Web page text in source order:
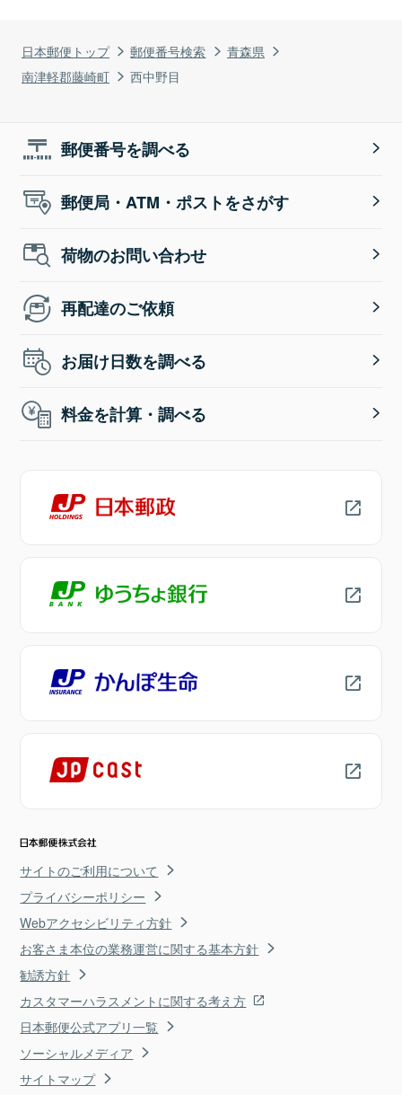
日本郵便トップ 郵便番号検索
青森県
南津軽郡藤崎町
西中野目
郵便番号を調べる
郵便局・ATM・ポストをさがす
荷物のお問い合わせ
再配達のご依頼
お届け日数を調べる
料金を計算・調べる
サイトのご利用について
プライバシーポリシー
Webアクセシビリティ方針
お客さま本位の業務運営に関する基本方針
勧誘方針
カスタマーハラスメントに関する考え方
日本郵便公式アプリ一覧
ソーシャルメディア
サイトマップ